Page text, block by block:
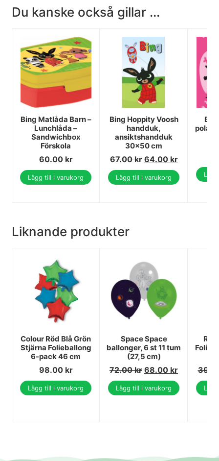
Du kanske också gillar ...
Bing Matlåda Barn –
Lunchlåda –
Sandwichbox
Förskola
60.00 kr
Lägg till i varukorg
Bing Hoppity Voosh
handduk,
ansiktshandduk
30x50 cm
67.00kr 64.00 kr
Lägg till i varukorg
Liknande produkter
Colour Röd Blå Grön
Stjärna Folieballong
6-pack 46 cm
98.00 kr
Lägg till i varukorg
Space Space
ballonger, 6 st 11 tum
(27,5 cm)
72.00kr 68.00 kr
Lägg till i varukorg